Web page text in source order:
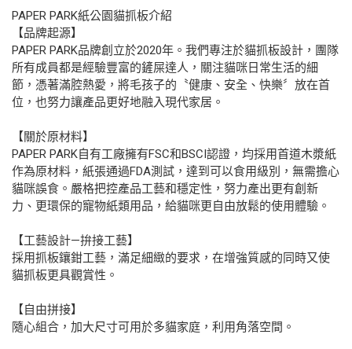
PAPER PARK紙公園貓抓板介紹
【品牌起源】
PAPER PARK品牌創立於2020年。我們專注於貓抓板設計，團隊
所有成員都是經驗豐富的鏟屎達人，關注貓咪日常生活的細
節，憑著滿腔熱愛，將毛孩子的〝健康、安全、快樂〞放在首
位，也努力讓產品更好地融入現代家居。
【關於原材料】
PAPER PARK自有工廠擁有FSC和BSCI認證，均採用首道木漿紙
作為原材料，紙張通過FDA測試，達到可以食用級別，無需擔心
貓咪誤食。嚴格把控產品工藝和穩定性，努力產出更有創新
力、更環保的寵物紙類用品，給貓咪更自由放鬆的使用體驗。
【工藝設計—拚接工藝】
採用抓板鑲鉗工藝，滿足細緻的要求，在增強質感的同時又使
貓抓板更具觀賞性。
【自由拼接】
隨心組合，加大尺寸可用於多貓家庭，利用角落空間。